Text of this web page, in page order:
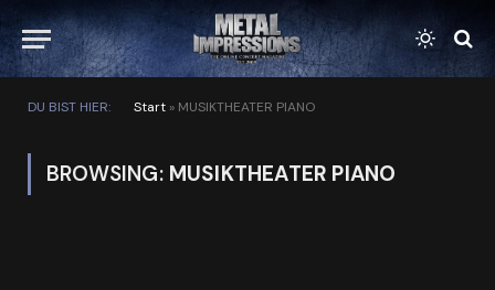
DU BIST HIER: Start » MUSIKTHEATER PIANO
BROWSING: MUSIKTHEATER PIANO